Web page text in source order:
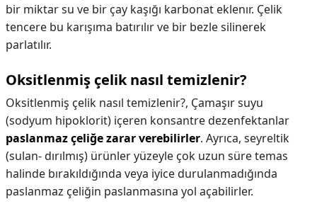
bir miktar su ve bir çay kaşığı karbonat eklenır. Çelik
tencere bu karışıma batırılır ve bir bezle silinerek
parlatılır.
Oksitlenmiş çelik nasıl temizlenir?
Oksitlenmiş çelik nasıl temizlenir?, Çamaşır suyu
(sodyum hipoklorit) içeren konsantre dezenfektanlar
paslanmaz çeliğe zarar verebilirler. Ayrıca, seyreltik
(sulan- dırılmış) ürünler yüzeyle çok uzun süre temas
halinde bırakıldığında veya iyice durulanmadığında
paslanmaz çeliğin paslanmasına yol açabilirler.